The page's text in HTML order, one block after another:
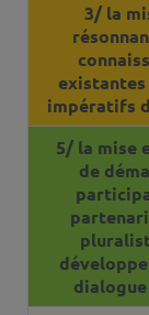
3/ la
existantes
impératifs
5/ la mise
de